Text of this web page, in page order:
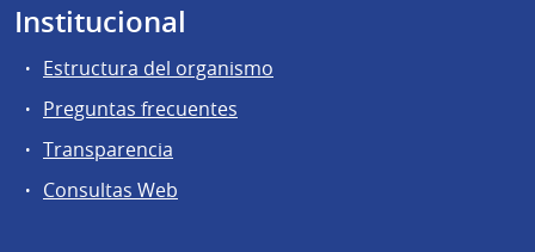
Institucional
Estructura del organismo
Preguntas frecuentes
Transparencia
Consultas Web